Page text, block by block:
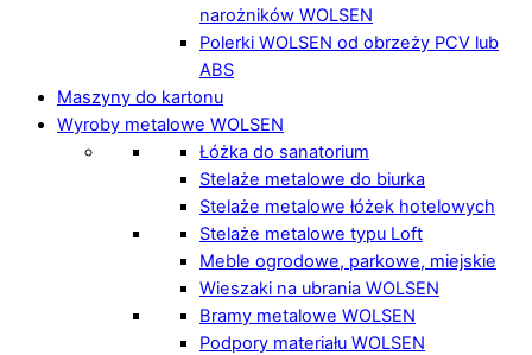
narożników WOLSEN
Polerki WOLSEN od obrzeży PCV lub
ABS
Maszyny do kartonu
Wyroby metalowe WOLSEN
Łóżka do sanatorium
Stelaże metalowe do biurka
Stelaże metalowe łóżek hotelowych
Stelaże metalowe typu Loft
Meble ogrodowe, parkowe, miejskie
Wieszaki na ubrania WOLSEN
Bramy metalowe WOLSEN
Podpory materiału WOLSEN